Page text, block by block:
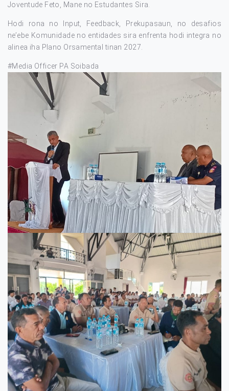
Joventude Feto, Mane no Estudantes Sira.
Hodi rona no Input, Feedback, Prekupasaun, no desafios
ne’ebe Komunidade no entidades sira enfrenta hodi integra no
alinea iha Plano Orsamental tinan 2027.
#Media Officer PA Soibada